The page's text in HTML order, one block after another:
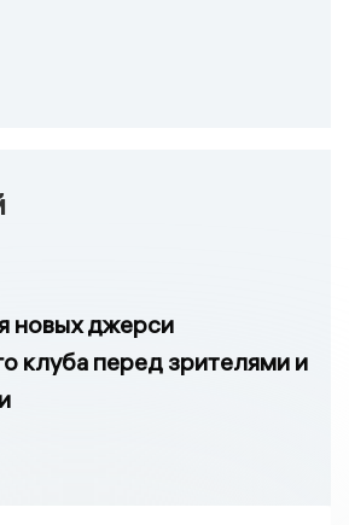
новых джерси
клуба перед зрителями и